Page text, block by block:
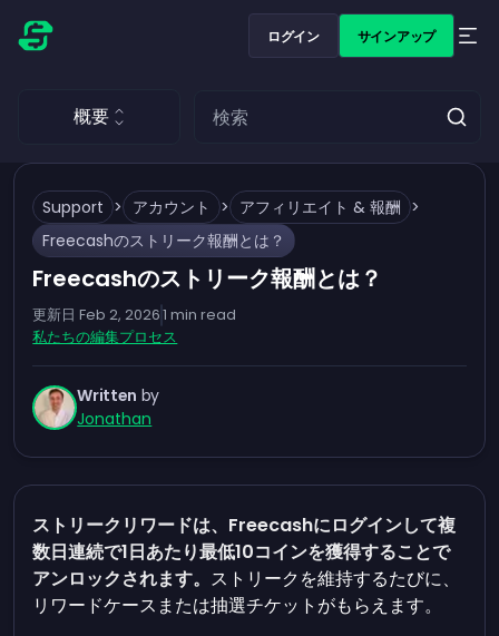
ログイン サインアップ
概要
Support > アカウント > アフィリエイト & 報酬 >
Freecashのストリーク報酬とは？
Freecashのストリーク報酬とは？
更新日 Feb 2, 20261 min read
私たちの編集プロセス
Written by
Jonathan
ストリークリワードは、Freecashにログインして複
数日連続で1日あたり最低10コインを獲得することで
アンロックされます。 ストリークを維持するたびに、
リワードケースまたは抽選チケットがもらえます。